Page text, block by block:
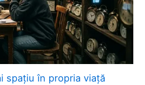
spațiu în propria viață